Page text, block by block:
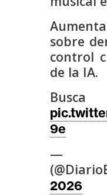
sobre
control
de la IA.
9e
—
2026